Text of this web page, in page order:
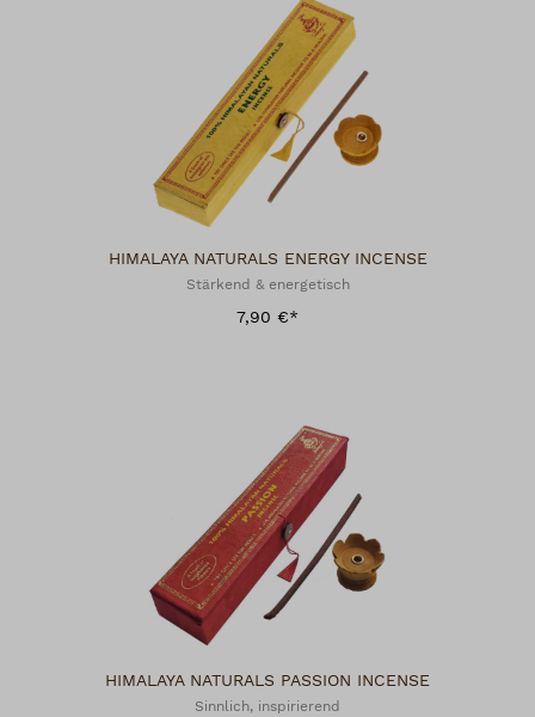
HIMALAYA NATURALS ENERGY INCENSE
Stärkend & energetisch
7,90 €*
HIMALAYA NATURALS PASSION INCENSE
Sinnlich, inspirierend